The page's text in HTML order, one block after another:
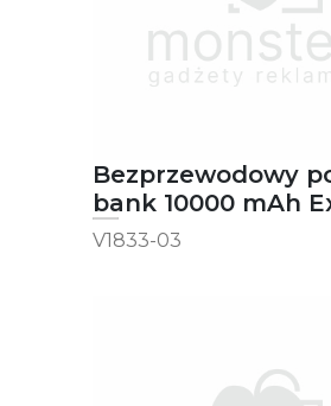
Bezprzewodowy
bank 10000 mAh
Collection,
V1833-03